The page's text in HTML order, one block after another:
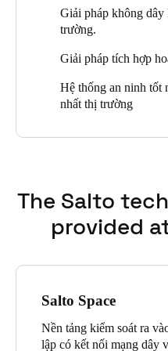
thiết kế hiện đại.
tốt nhất với đầu đọc nhỏ gọn
khóa cửa phong cách, tiết
tốt nhất ở trung tâm San
Giải pháp không dây
trường.
Giải pháp tích hợp
Hệ thống an ninh tốt
nhất thị trường
The Salto
provided
Salto Space
Nền tảng kiểm soát ra
lập có kết nối mạng dây